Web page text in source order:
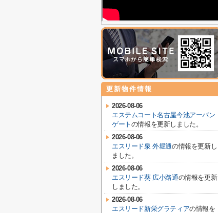
更新物件情報
2026-08-06
エステムコート名古屋今池アーバン
ゲート の情報を更新しました。
2026-08-06
エスリード泉 外堀通の情報を更新し
ました。
2026-08-06
エスリード葵 広小路通の情報を更新
しました。
2026-08-06
エスリード新栄グラティアの情報を